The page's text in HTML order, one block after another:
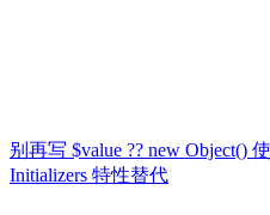
别再写 $value ?? new Object()
Initializers 特性替代